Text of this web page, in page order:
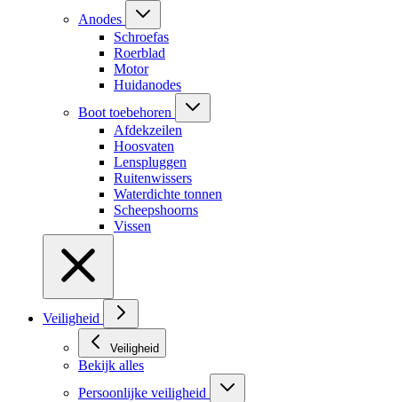
Anodes
Schroefas
Roerblad
Motor
Huidanodes
Boot toebehoren
Afdekzeilen
Hoosvaten
Lenspluggen
Ruitenwissers
Waterdichte tonnen
Scheepshoorns
Vissen
Veiligheid
Veiligheid
Bekijk alles
Persoonlijke veiligheid